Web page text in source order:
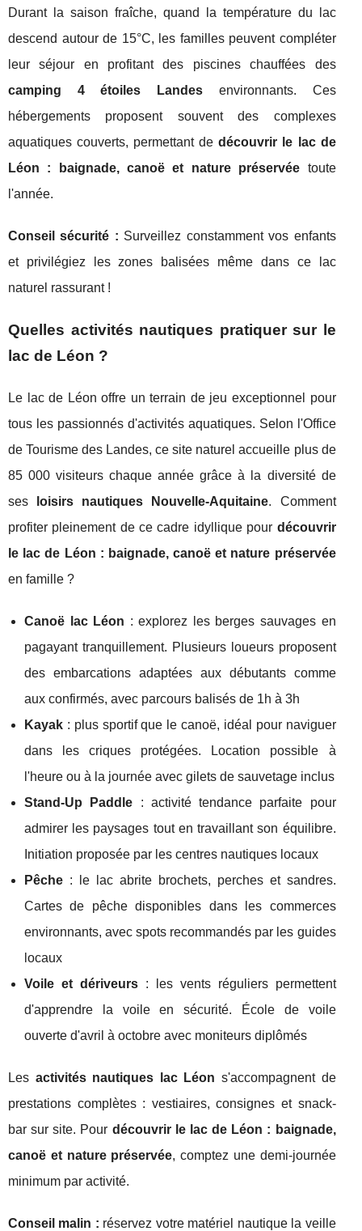
Durant la saison fraîche, quand la température du lac
descend autour de 15°C, les familles peuvent compléter
leur séjour en profitant des piscines chauffées des
camping 4 étoiles Landes environnants. Ces
hébergements proposent souvent des complexes
aquatiques couverts, permettant dedécouvrir le lac de
Léon : baignade, canoë et nature préservée toute
l'année.
Conseil sécurité : Surveillez constamment vos enfants
et privilégiez les zones balisées même dans ce lac
naturel rassurant !
Quelles activités nautiques pratiquer sur le
lac de Léon ?
Le lac de Léon offre un terrain de jeu exceptionnel pour
tous les passionnés d'activités aquatiques. Selon l'Office
de Tourisme des Landes, ce site naturel accueille plus de
85 000 visiteurs chaque année grâce à la diversité de
ses
loisirs nautiques Nouvelle-Aquitaine. Comment
profiter pleinement de ce cadre idyllique pour découvrir
le lac de Léon : baignade, canoë et nature préservée
en famille ?
Canoë lac Léon : explorez les berges sauvages en
pagayant tranquillement. Plusieurs loueurs proposent
des embarcations adaptées aux débutants comme
aux confirmés, avec parcours balisés de 1h à 3h
Kayak : plus sportif que le canoë, idéal pour naviguer
dans les criques protégées. Location possible à
l'heure ou à la journée avec gilets de sauvetage inclus
Stand-Up Paddle : activité tendance parfaite pour
admirer les paysages tout en travaillant son équilibre.
Initiation proposée par les centres nautiques locaux
Pêche : le lac abrite brochets, perches et sandres.
Cartes de pêche disponibles dans les commerces
environnants, avec spots recommandés par les guides
locaux
Voile et dériveurs: les vents réguliers permettent
d'apprendre la voile en sécurité. École de voile
ouverte d'avril à octobre avec moniteurs diplômés
Les activités nautiques lac Léon s'accompagnent de
prestations complètes : vestiaires, consignes et snack-
bar sur site. Pour découvrir le lac de Léon : baignade,
canoë et nature préservée, comptez une demi-journée
minimum par activité.
Conseil malin : réservez votre matériel nautique la veille